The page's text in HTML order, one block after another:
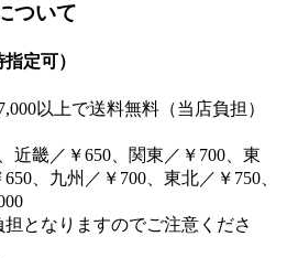
ついて
定可）
以上で送料無料（当店負担）
近畿／￥650、関東／￥700、東
、九州／￥700、東北／￥750、
となりますのでご注意くださ